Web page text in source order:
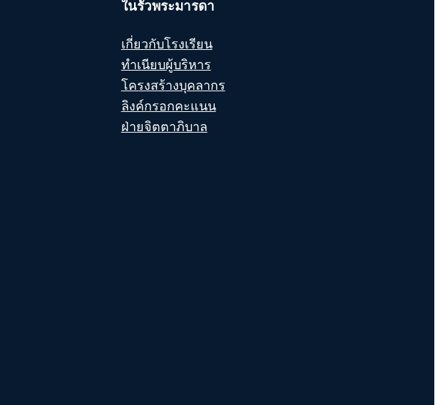
ในรั้วพระมารดา
เกี่ยวกับโรงเรียน
ทำเนียบผู้บริหาร
โครงสร้างบุคลากร
ลิงค์กรอกคะแนน
ฝ่ายจิตตาภิบาล